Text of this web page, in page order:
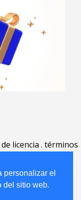
personalizar el
del sitio web.
licencia . términos
Português